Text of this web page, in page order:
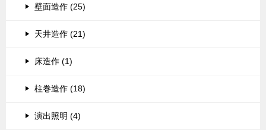
壁面造作 (25)
天井造作 (21)
床造作 (1)
柱巻造作 (18)
演出照明 (4)